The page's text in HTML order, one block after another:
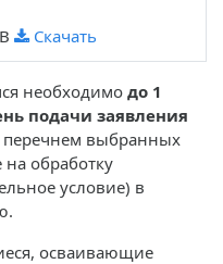
Скачать
необходимо до 1
подачи заявления
перечнем выбранных
обработку
условие) в
осваивающие